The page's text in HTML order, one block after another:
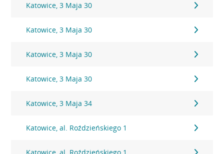
Katowice, 3 Maja 30
Katowice, 3 Maja 30
Katowice, 3 Maja 30
Katowice, 3 Maja 30
Katowice, 3 Maja 34
Katowice, al. Roździeńskiego 1